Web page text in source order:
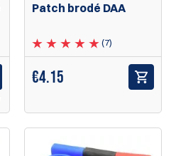
Patch brodé DAA
(7)
€4.15